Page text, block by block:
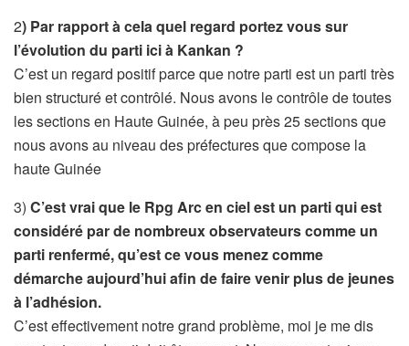
2) Par rapport à cela quel regard portez vous sur
l’évolution du parti ici à Kankan ?
C’est un regard positif parce que notre parti est un parti très
bien structuré et contrôlé. Nous avons le contrôle de toutes
les sections en Haute Guinée, à peu près 25 sections que
nous avons au niveau des préfectures que compose la
haute Guinée
3) C’est vrai que le Rpg Arc en ciel est un parti qui est
considéré par de nombreux observateurs comme un
parti renfermé, qu’est ce vous menez comme
démarche aujourd’hui afin de faire venir plus de jeunes
à l’adhésion.
C’est effectivement notre grand problème, moi je me dis